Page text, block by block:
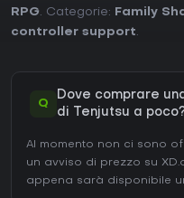
RPG. Categorie: Family
controller support.
Q
Dove comprare
di Tenjutsu a
Al momento non ci sono
un avviso di prezzo su
appena sarà disponibile